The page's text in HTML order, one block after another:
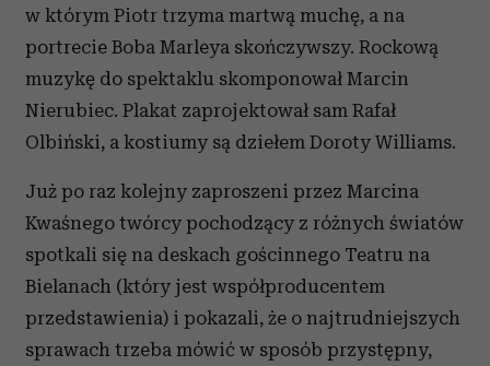
w którym Piotr trzyma martwą muchę, a na
portrecie Boba Marleya skończywszy. Rockową
muzykę do spektaklu skomponował Marcin
Nierubiec. Plakat zaprojektował sam Rafał
Olbiński, a kostiumy są dziełem Doroty Williams.
Już po raz kolejny zaproszeni przez Marcina
Kwaśnego twórcy pochodzący z różnych światów
spotkali się na deskach gościnnego Teatru na
Bielanach (który jest współproducentem
przedstawienia) i pokazali, że o najtrudniejszych
sprawach trzeba mówić w sposób przystępny,